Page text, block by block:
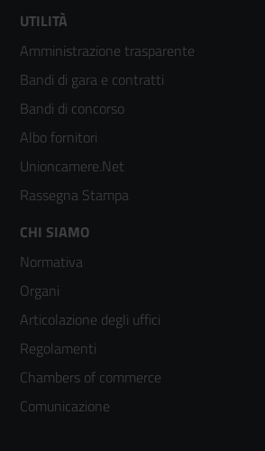
Footer
menù
colonna
2
UTILITÀ
Amministrazione trasparente
Bandi di gara e contratti
Bandi di concorso
Albo fornitori
Unioncamere.Net
Rassegna Stampa
Footer
menù
colonna
3
CHI SIAMO
Normativa
Organi
Articolazione degli uffici
Regolamenti
Chambers of commerce
Comunicazione